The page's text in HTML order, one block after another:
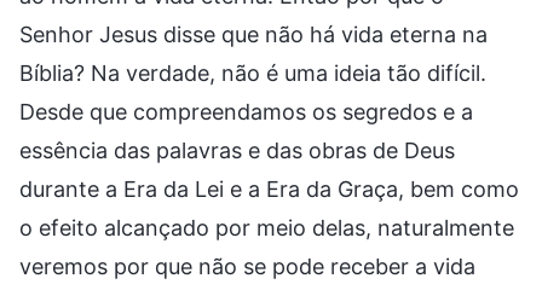
Senhor Jesus disse que não há vida eterna na
Bíblia? Na verdade, não é uma ideia tão difícil.
Desde que compreendamos os segredos e a
essência das palavras e das obras de Deus
durante a Era da Lei e a Era da Graça, bem como
o efeito alcançado por meio delas, naturalmente
veremos por que não se pode receber a vida